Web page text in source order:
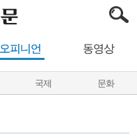
오피니언 동영상
국제 문화